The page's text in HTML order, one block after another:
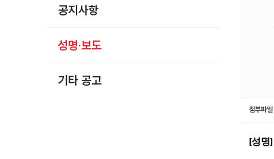
공지사항
성명·보도
기타 공고
첨부파일
[성명]